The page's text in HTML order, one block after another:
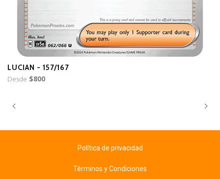
LUCIAN - 157/167
Desde $800
Política de privacidad
Términos y Condiciones